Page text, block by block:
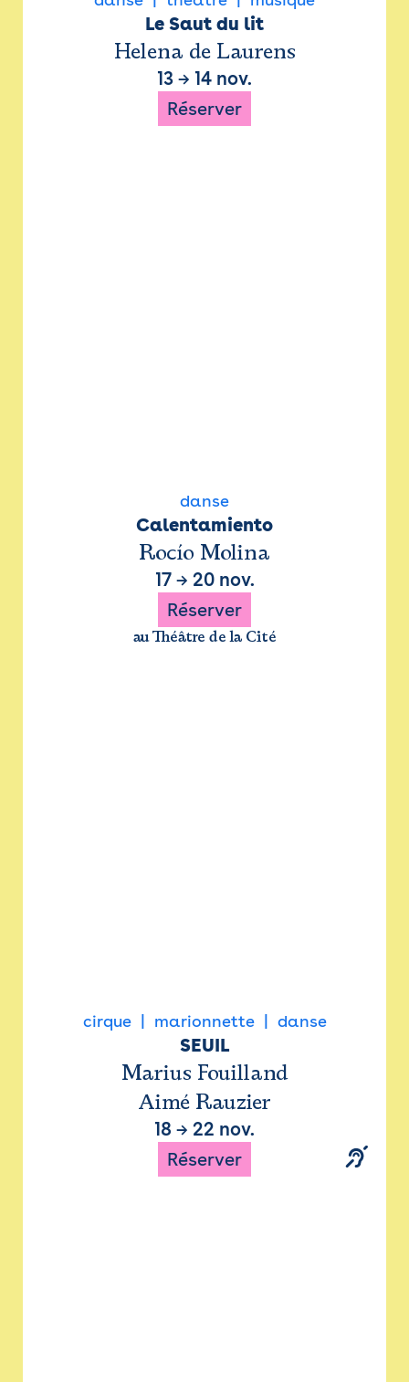
Le Saut du lit
Helena de Laurens
13 → 14 nov.
Réserver
danse
Calentamiento
Rocío Molina
17→ 20 nov.
Réserver
au Théâtre de la Cité
cirque marionnette danse
SEUIL
Marius Fouilland
Aimé Rauzier
18 → 22 nov.
Réserver